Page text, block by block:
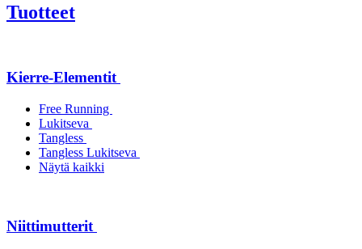
Tuotteet
Kierre-Elementit
Free Running
Lukitseva
Tangless
Tangless Lukitseva
Näytä kaikki
Niittimutterit